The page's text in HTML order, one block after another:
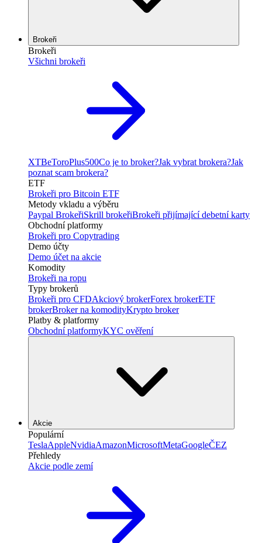
Brokeři
Brokeři
Všichni brokeři
XTBeToroPlus500Co je to broker?Jak vybrat brokera?Jak
poznat scam brokera?
ETF
Brokeři pro Bitcoin ETF
Metody vkladu a výběru
Paypal BrokeřiSkrill brokeřiBrokeři přijímající debetní karty
Obchodní platformy
Brokeři pro Copytrading
Demo účty
Demo účet na akcie
Komodity
Brokeři na ropu
Typy brokerů
Brokeři pro CFDAkciový brokerForex brokerETF
brokerBroker na komodityKrypto broker
Platby & platformy
Obchodní platformyKYC ověření
Akcie
Populární
TeslaAppleNvidiaAmazonMicrosoftMetaGoogleČEZ
Přehledy
Akcie podle zemí